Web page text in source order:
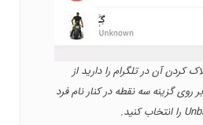
کردن آن در تلگرام را دارید از
گزینه سه نقطه در کنار نام فرد